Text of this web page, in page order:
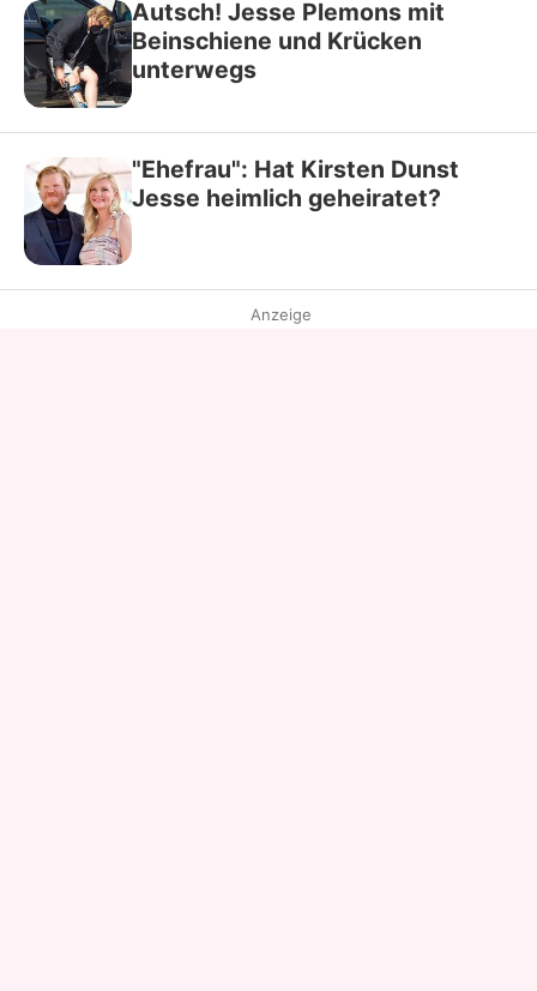
Autsch! Jesse Plemons mit
Beinschiene und Krücken
unterwegs
"Ehefrau": Hat Kirsten Dunst
Jesse heimlich geheiratet?
Anzeige